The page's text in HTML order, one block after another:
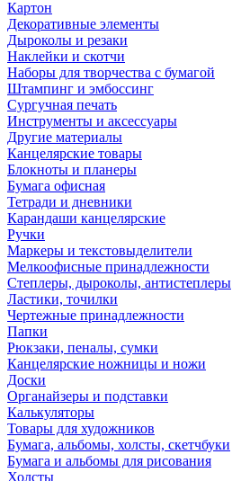
Картон
Декоративные элементы
Дыроколы и резаки
Наклейки и скотчи
Наборы для творчества с бумагой
Штампинг и эмбоссинг
Сургучная печать
Инструменты и аксессуары
Другие материалы
Канцелярские товары
Блокноты и планеры
Бумага офисная
Тетради и дневники
Карандаши канцелярские
Ручки
Маркеры и текстовыделители
Мелкоофисные принадлежности
Степлеры, дыроколы, антистеплеры
Ластики, точилки
Чертежные принадлежности
Папки
Рюкзаки, пеналы, сумки
Канцелярские ножницы и ножи
Доски
Органайзеры и подставки
Калькуляторы
Товары для художников
Бумага, альбомы, холсты, скетчбуки
Бумага и альбомы для рисования
Холсты